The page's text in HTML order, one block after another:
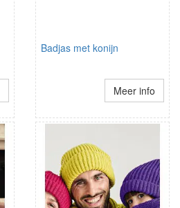
Badjas met konijn
Meer info